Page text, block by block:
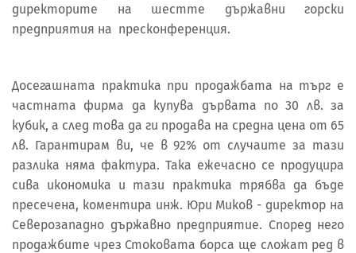
директорите на шестте държавни горски
предприятия на пресконференция.
Досегашната практика при продажбата на търг е
частната фирма да купува дървата по 30 лв. за
кубик, а след това да ги продава на средна цена от 65
лв. Гарантирам ви, че в 92% от случаите за тази
разлика няма фактура. Така ежечасно се продуцира
сива икономика и тази практика трябва да бъде
пресечена, коментира инж. Юри Миков - директор на
Северозападно държавно предприятие. Според него
продажбите чрез Стоковата борса ще сложат ред в